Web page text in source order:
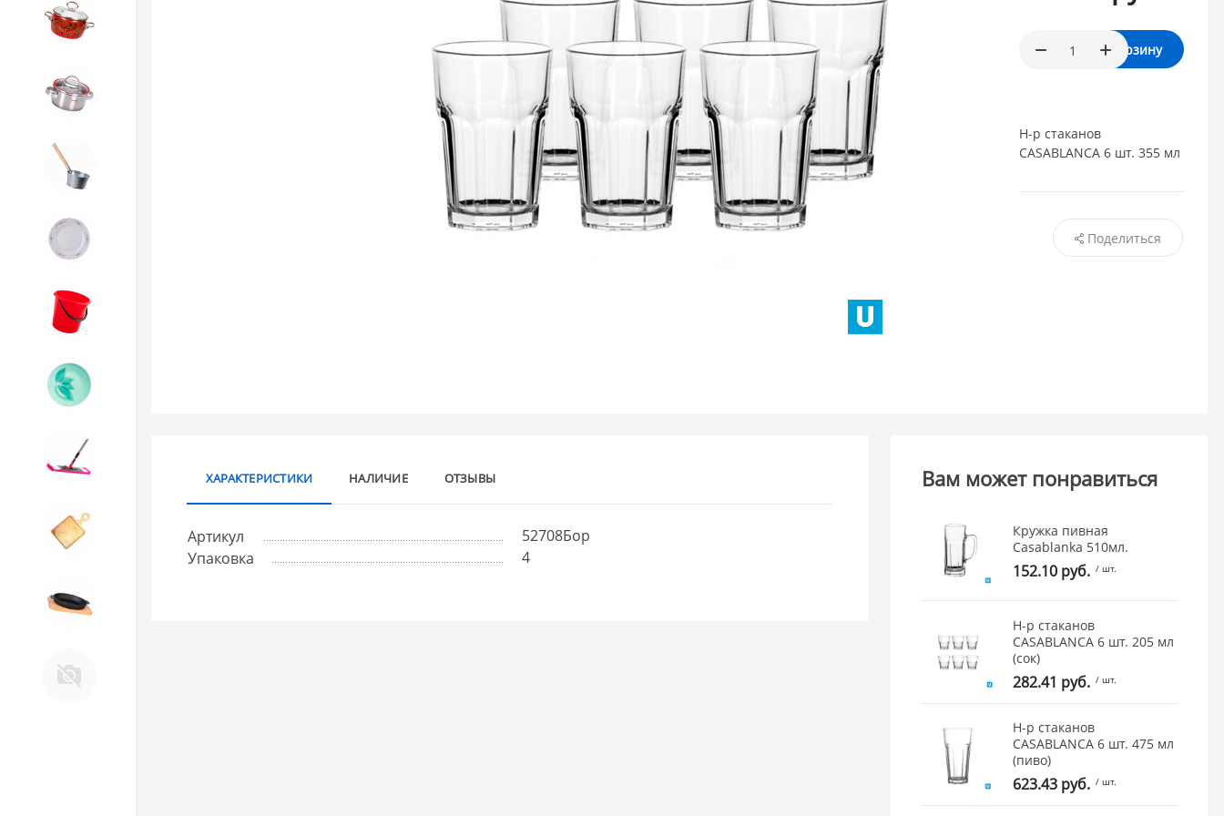
11. Товары для КУХНИ
В корзину
Н-р стаканов
CASABLANCA 6 шт. 355 мл
Поделиться
ХАРАКТЕРИСТИКИ НАЛИЧИЕ ОТЗЫВЫ
Артикул
52708Бор
Упаковка
4
Вам может понравиться
Кружка пивная
Casablanka 510мл.
152.10 руб. / шт.
Н-р стаканов
CASABLANCA 6 шт. 205 мл
(сок)
282.41 руб. / шт.
Н-р стаканов
CASABLANCA 6 шт. 475 мл
(пиво)
623.43 руб. / шт.